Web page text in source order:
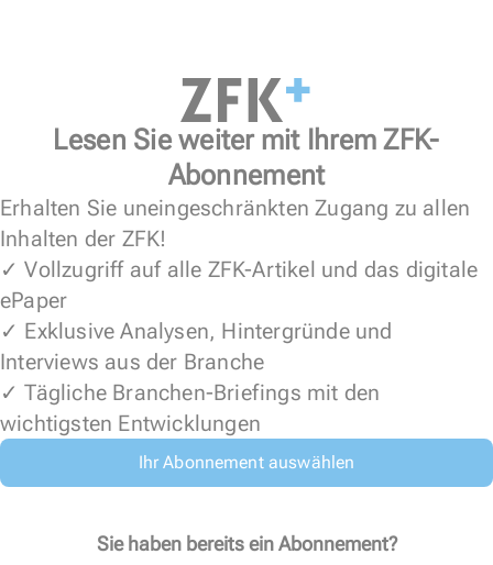
Lesen Sie weiter mit Ihrem ZFK-
Abonnement
Erhalten Sie uneingeschränkten Zugang zu allen
Inhalten der ZFK!
✓ Vollzugriff auf alle ZFK-Artikel und das digitale
ePaper
✓ Exklusive Analysen, Hintergründe und
Interviews aus der Branche
✓ Tägliche Branchen-Briefings mit den
wichtigsten Entwicklungen
Ihr Abonnement auswählen
Sie haben bereits ein Abonnement?